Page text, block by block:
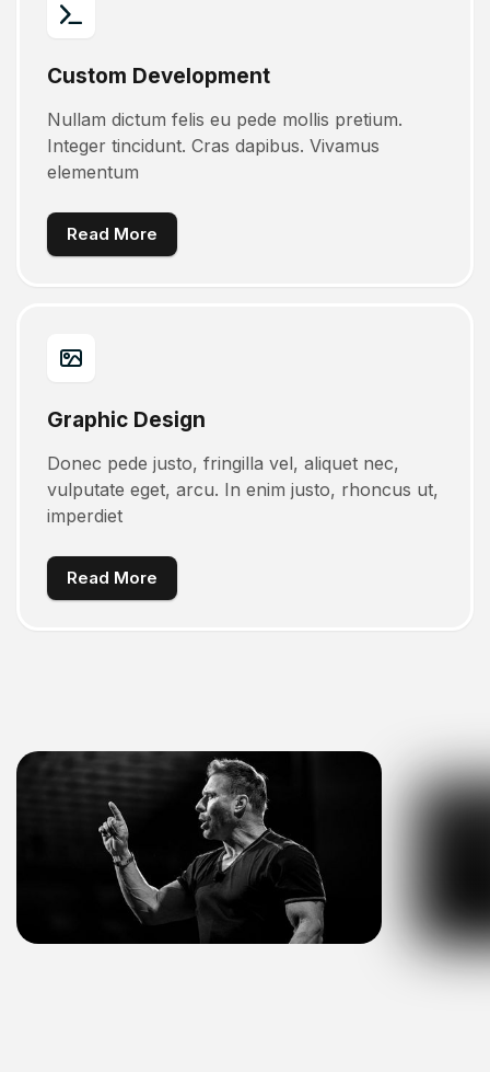
Custom Development
Nullam dictum felis eu pede mollis pretium.
Integer tincidunt. Cras dapibus. Vivamus
elementum
Read More
Graphic Design
Donec pede justo, fringilla vel, aliquet nec,
vulputate eget, arcu. In enim justo, rhoncus ut,
imperdiet
Read More